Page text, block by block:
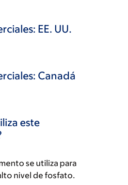
EE. UU.
Canadá
este
se utiliza para
nivel de fosfato.